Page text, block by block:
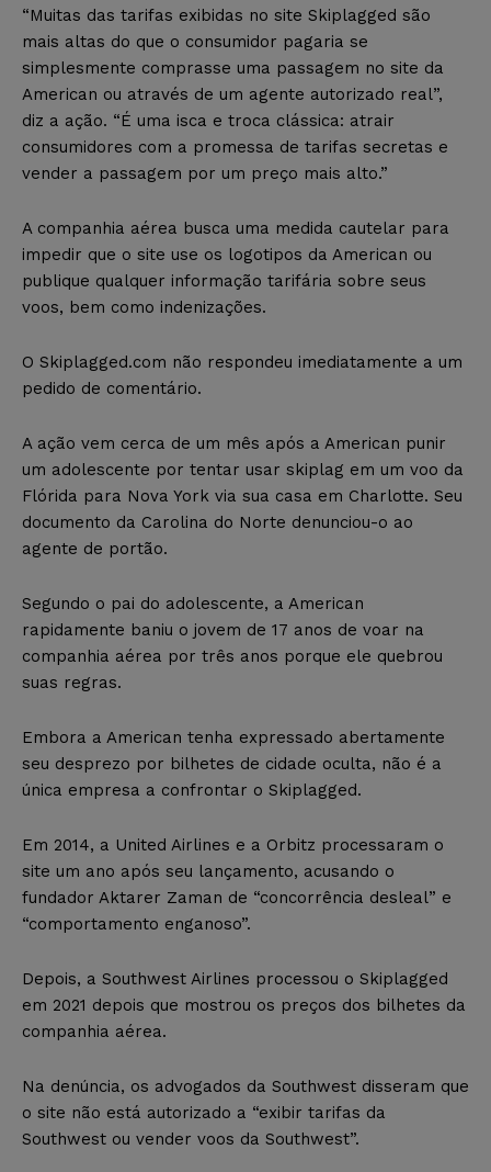
“Muitas das tarifas exibidas no site Skiplagged são
mais altas do que o consumidor pagaria se
simplesmente comprasse uma passagem no site da
American ou através de um agente autorizado real”,
diz a ação. “É uma isca e troca clássica: atrair
consumidores com a promessa de tarifas secretas e
vender a passagem por um preço mais alto.”
A companhia aérea busca uma medida cautelar para
impedir que o site use os logotipos da American ou
publique qualquer informação tarifária sobre seus
voos, bem como indenizações.
O Skiplagged.com não respondeu imediatamente a um
pedido de comentário.
A ação vem cerca de um mês após a American punir
um adolescente por tentar usar skiplag em um voo da
Flórida para Nova York via sua casa em Charlotte. Seu
documento da Carolina do Norte denunciou-o ao
agente de portão.
Segundo o pai do adolescente, a American
rapidamente baniu o jovem de 17 anos de voar na
companhia aérea por três anos porque ele quebrou
suas regras.
Embora a American tenha expressado abertamente
seu desprezo por bilhetes de cidade oculta, não é a
única empresa a confrontar o Skiplagged.
Em 2014, a United Airlines e a Orbitz processaram o
site um ano após seu lançamento, acusando o
fundador Aktarer Zaman de “concorrência desleal” e
“comportamento enganoso”.
Depois, a Southwest Airlines processou o Skiplagged
em 2021 depois que mostrou os preços dos bilhetes da
companhia aérea.
Na denúncia, os advogados da Southwest disseram que
o site não está autorizado a “exibir tarifas da
Southwest ou vender voos da Southwest”.